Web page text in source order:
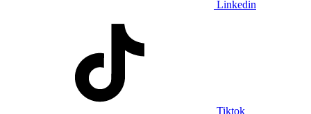
Linkedin
Tiktok